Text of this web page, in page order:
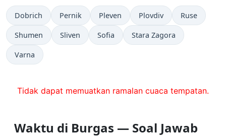
Dobrich Pernik Pleven Plovdiv Ruse
Shumen Sliven Sofia Stara Zagora
Varna
Tidak dapat memuatkan ramalan cuaca tempatan.
Waktu di Burgas — Soal Jawab